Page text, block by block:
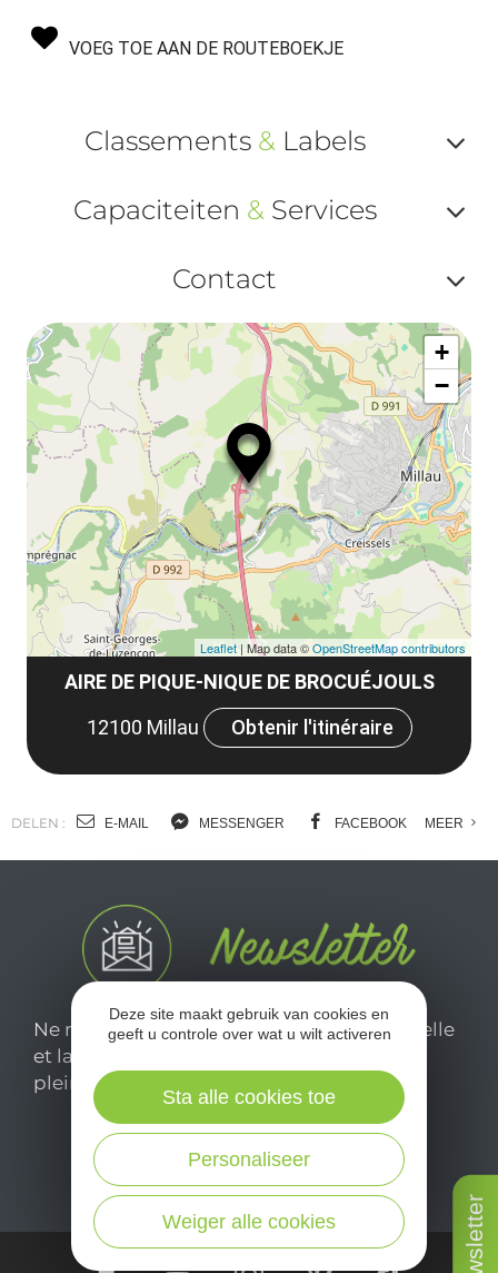
Newsletter
VOEG TOE AAN DE ROUTEBOEKJE
Classements &Labels
ou
Capaciteiten &Services
ou
Contact
ou
AIRE DE PIQUE-NIQUE DE BROCUÉJOULS
12100 Millau
Obtenir l'itinéraire
+
−
Leaflet| Map data ©OpenStreetMap contributors
DELEN : E-MAIL MESSENGER FACEBOOK MEER
Ne manquez pas notre newsletter mensuelle
et laissez-vous inspirer pour profiter
pleinement de votre séjour en Aveyron.
Je m'abonne ici
Deze site maakt gebruik van cookies en
geeft u controle over wat u wilt activeren
Weiger alle cookies
Personaliseer
Sta alle cookies toe